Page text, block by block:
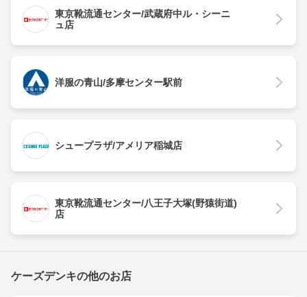
東京靴流通センター/武蔵府中ル・シーニ
ュ店
洋服の青山/多摩センター駅前
シュープラザ/アメリア稲城店
東京靴流通センター/八王子大塚(野猿街道)
店
ケーズデンキの他のお店